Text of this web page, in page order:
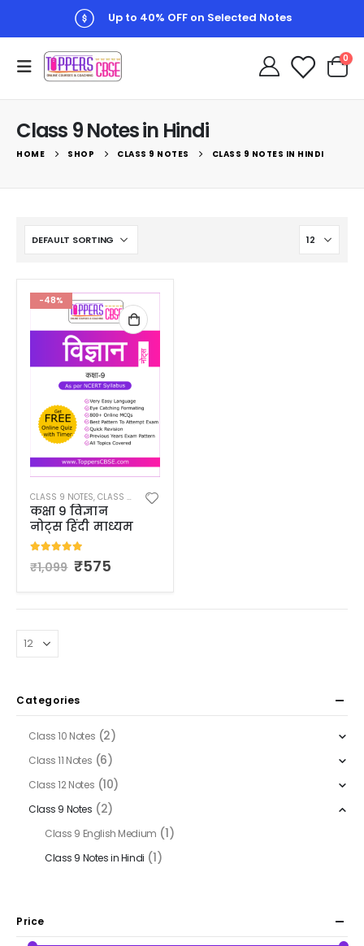
Up to 40% OFF on Selected Notes
0
Class 9 Notes in Hindi
HOME SHOP CLASS 9 NOTES CLASS 9 NOTES IN HINDI
-48%
CLASS 9 NOTES, CLASS 9 NOTES IN HINDI
कक्षा 9 विज्ञान
नोट्स हिंदी माध्यम
out of 5
₹1,099 ₹575
Categories
Class 10 Notes (2)
Class 11 Notes (6)
Class 12 Notes (10)
Class 9 Notes (2)
Class 9 English Medium (1)
Class 9 Notes in Hindi (1)
Price